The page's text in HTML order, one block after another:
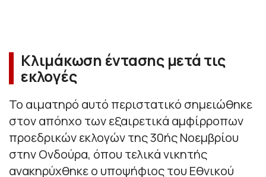
Κλιμάκωση έντασης μετά τις
εκλογές
Το αιματηρό αυτό περιστατικό σημειώθηκε
στον απόηχο των εξαιρετικά αμφίρροπων
προεδρικών εκλογών της 30ής Νοεμβρίου
στην Ονδούρα, όπου τελικά νικητής
ανακηρύχθηκε ο υποψήφιος του Εθνικού